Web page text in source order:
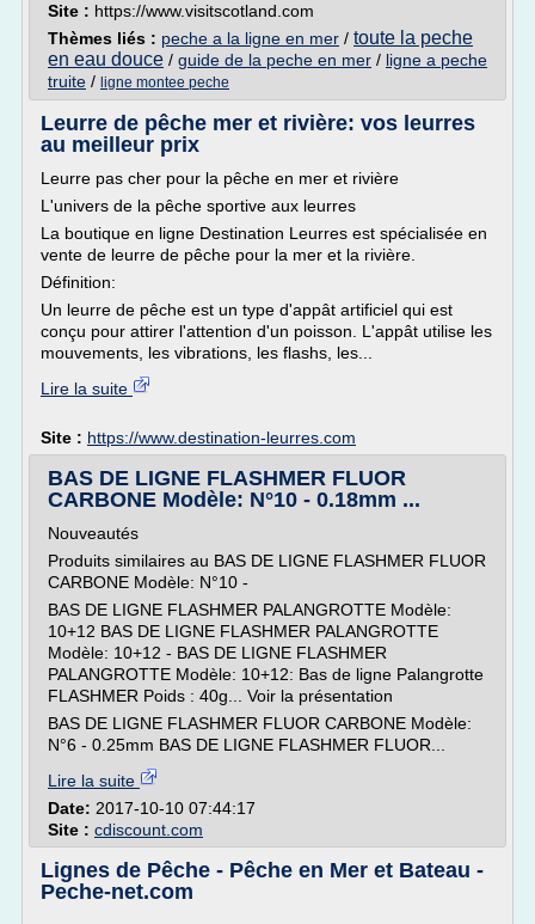
Site : https://www.visitscotland.com
Thèmes liés : peche a la ligne en mer / toute la peche
en eau douce / guide de la peche en mer / ligne a peche
truite / ligne montee peche
Leurre de pêche mer et rivière: vos leurres
au meilleur prix
Leurre pas cher pour la pêche en mer et rivière
L'univers de la pêche sportive aux leurres
La boutique en ligne Destination Leurres est spécialisée en
vente de leurre de pêche pour la mer et la rivière.
Définition:
Un leurre de pêche est un type d'appât artificiel qui est
conçu pour attirer l'attention d'un poisson. L'appât utilise les
mouvements, les vibrations, les flashs, les...
Lire la suite
Site : https://www.destination-leurres.com
BAS DE LIGNE FLASHMER FLUOR
CARBONE Modèle: N°10 - 0.18mm ...
Nouveautés
Produits similaires au BAS DE LIGNE FLASHMER FLUOR
CARBONE Modèle: N°10 -
BAS DE LIGNE FLASHMER PALANGROTTE Modèle:
10+12 BAS DE LIGNE FLASHMER PALANGROTTE
Modèle: 10+12 - BAS DE LIGNE FLASHMER
PALANGROTTE Modèle: 10+12: Bas de ligne Palangrotte
FLASHMER Poids : 40g... Voir la présentation
BAS DE LIGNE FLASHMER FLUOR CARBONE Modèle:
N°6 - 0.25mm BAS DE LIGNE FLASHMER FLUOR...
Lire la suite
Date: 2017-10-10 07:44:17
Site : cdiscount.com
Lignes de Pêche - Pêche en Mer et Bateau -
Peche-net.com